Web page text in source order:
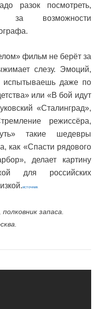
разок посмотреть,
за возможности
фильм не берёт за
слезу. Эмоций,
испытываешь даже по
или «В бой идут
«Сталинград»,
режиссёра,
такие шедевры
как «Спасти рядового
делает картину
для российских
источник
запаса.